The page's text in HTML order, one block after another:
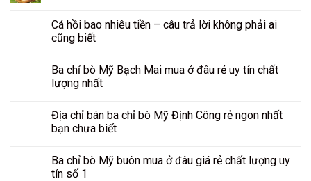
Cá hồi bao nhiêu tiền – câu trả lời không phải ai
cũng biết
Ba chỉ bò Mỹ Bạch Mai mua ở đâu rẻ uy tín chất
lượng nhất
Địa chỉ bán ba chỉ bò Mỹ Định Công rẻ ngon nhất
bạn chưa biết
Ba chỉ bò Mỹ buôn mua ở đâu giá rẻ chất lượng uy
tín số 1